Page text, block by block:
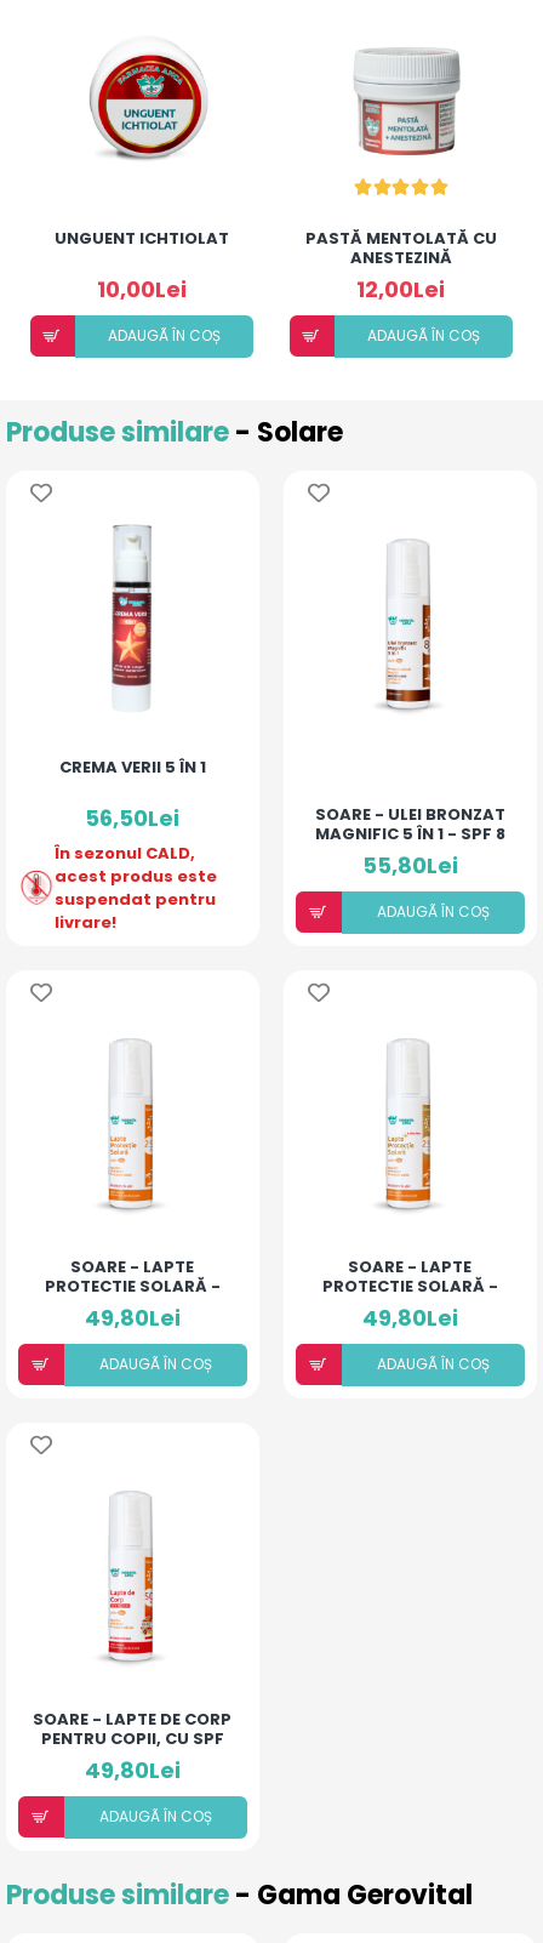
UNGUENT ICHTIOLAT
10,00Lei
ADAUGÃ ÎN COȘ
PASTĂ MENTOLATĂ CU
ANESTEZINĂ
12,00Lei
ADAUGÃ ÎN COȘ
Produse similare- Solare
CREMA VERII 5 ÎN 1
56,50Lei
În sezonul CALD,
acest produs este
suspendat pentru
livrare!
SOARE - ULEI BRONZAT
MAGNIFIC 5 ÎN 1 - SPF 8
55,80Lei
ADAUGÃ ÎN COȘ
SOARE - LAPTE
PROTECTIE SOLARĂ -
SPF 25+
49,80Lei
ADAUGÃ ÎN COȘ
SOARE - LAPTE
PROTECTIE SOLARĂ -
SPF 25+ CU SCLIPICI
49,80Lei
ADAUGÃ ÎN COȘ
SOARE - LAPTE DE CORP
PENTRU COPII, CU SPF
50+
49,80Lei
ADAUGÃ ÎN COȘ
Produse similare- Gama Gerovital